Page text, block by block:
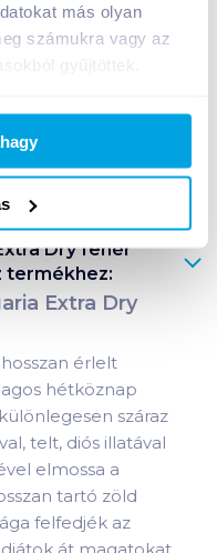
más olyan
számukra vagy az
Dry fehér
termékhez:
Extra Dry
érlelt
hétköznap
száraz
telt, diós illatával
elmossa a
tartó zöld
felfedjék az